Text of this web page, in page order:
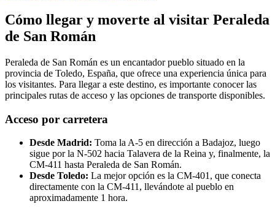
Cómo llegar y moverte al visitar Peraleda
de San Román
Peraleda de San Román es un encantador pueblo situado en la
provincia de Toledo, España, que ofrece una experiencia única para
los visitantes. Para llegar a este destino, es importante conocer las
principales rutas de acceso y las opciones de transporte disponibles.
Acceso por carretera
Desde Madrid: Toma la A-5 en dirección a Badajoz, luego
sigue por la N-502 hacia Talavera de la Reina y, finalmente, la
CM-411 hasta Peraleda de San Román.
Desde Toledo: La mejor opción es la CM-401, que conecta
directamente con la CM-411, llevándote al pueblo en
aproximadamente 1 hora.